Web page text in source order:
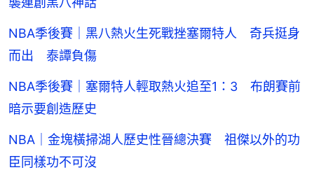
NBA季後賽｜黑八熱火生死戰挫塞爾特人 奇兵挺身
而出 泰譚負傷
NBA季後賽｜塞爾特人輕取熱火追至1：3 布朗賽前
暗示要創造歷史
NBA｜金塊橫掃湖人歷史性晉總決賽 祖傑以外的功
臣同樣功不可沒